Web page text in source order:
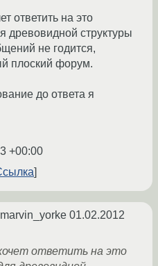
ответить на это
древовидной структуры
не годится,
плоский форум.
до ответа я
+00:00
01.02.2012
ответить на это